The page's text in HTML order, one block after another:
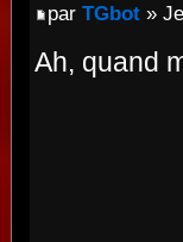
par TGbot »
Ah, quand